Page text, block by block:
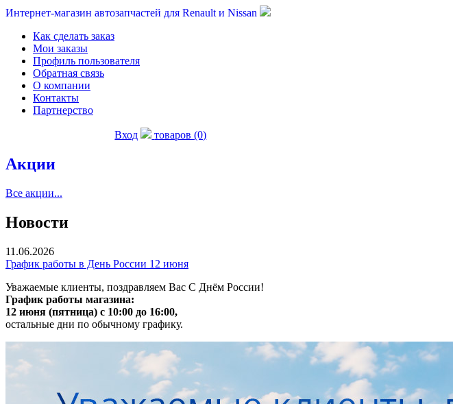
Интернет-магазин автозапчастей для Renault и Nissan
Как сделать заказ
Мои заказы
Профиль пользователя
Обратная связь
О компании
Контакты
Партнерство
Вход товаров (0)
Акции
Все акции...
Новости
11.06.2026
График работы в День России 12 июня
Уважаемые клиенты, поздравляем Вас С Днём России!
График работы магазина:
12 июня (пятница) с 10:00 до 16:00,
остальные дни по обычному графику.